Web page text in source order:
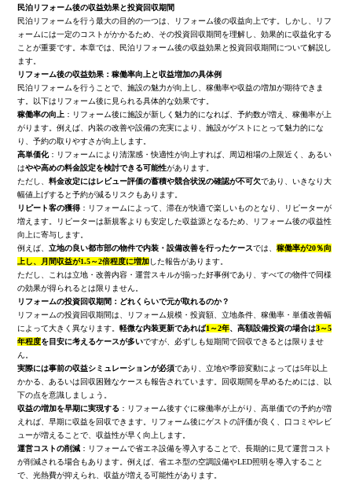
民泊リフォーム後の収益効果と投資回収期間
民泊リフォームを行う最大の目的の一つは、リフォーム後の収益向上です。しかし、リフ
ォームには一定のコストがかかるため、その投資回収期間を理解し、効果的に収益化する
ことが重要です。本章では、民泊リフォーム後の収益効果と投資回収期間について解説し
ます。
リフォーム後の収益効果：稼働率向上と収益増加の具体例
民泊リフォームを行うことで、施設の魅力が向上し、稼働率や収益の増加が期待できま
す。以下はリフォーム後に見られる具体的な効果です。
稼働率の向上 ：リフォーム後に施設が新しく魅力的になれば、予約数が増え、稼働率が上
がります。例えば、内装の改善や設備の充実により、施設がゲストにとって魅力的にな
り、予約の取りやすさが向上します。
高単価化：リフォームにより清潔感・快適性が向上すれば、周辺相場の上限近く、あるい
はやや高めの料金設定を検討できる可能性があります。
ただし、料金改定にはレビュー評価の蓄積や競合状況の確認が不可欠であり、いきなり大
幅値上げすると予約が減るリスクもあります。
リピート客の獲得 ：リフォームによって、滞在が快適で楽しいものとなり、リピーターが
増えます。リピーターは新規客よりも安定した収益源となるため、リフォーム後の収益性
向上に寄与します。
例えば、立地の良い都市部の物件で内装・設備改善を行ったケースでは、稼働率が20％向
上し、月間収益が1.5～2倍程度に増加した報告があります。
ただし、これは立地・改善内容・運営スキルが揃った好事例であり、すべての物件で同様
の効果が得られるとは限りません。
リフォームの投資回収期間：どれくらいで元が取れるのか？
リフォームの投資回収期間は、リフォーム規模・投資額、立地条件、稼働率・単価改善幅
によって大きく異なります。軽微な内装更新であれば1～2年、高額設備投資の場合は3～5
年程度を目安に考えるケースが多いですが、必ずしも短期間で回収できるとは限りませ
ん。
実際には事前の収益シミュレーションが必須であり、立地や季節変動によっては5年以上
かかる、あるいは回収困難なケースも報告されています。回収期間を早めるためには、以
下の点を意識しましょう。
収益の増加を早期に実現する ：リフォーム後すぐに稼働率が上がり、高単価での予約が増
えれば、早期に収益を回収できます。リフォーム後にゲストの評価が良く、口コミやレビ
ューが増えることで、収益性が早く向上します。
運営コストの削減 ：リフォームで省エネ設備を導入することで、長期的に見て運営コスト
が削減される場合もあります。例えば、省エネ型の空調設備やLED照明を導入すること
で、光熱費が抑えられ、収益が増える可能性があります。